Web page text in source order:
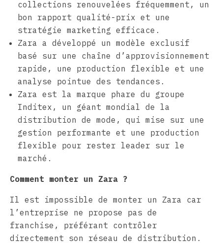
collections renouvelées fréquemment, un
bon rapport qualité-prix et une
stratégie marketing efficace.
Zara a développé un modèle exclusif
basé sur une chaîne d’approvisionnement
rapide, une production flexible et une
analyse pointue des tendances.
Zara est la marque phare du groupe
Inditex, un géant mondial de la
distribution de mode, qui mise sur une
gestion performante et une production
flexible pour rester leader sur le
marché.
Comment monter un Zara ?
Il est impossible de monter un Zara car
l’entreprise ne propose pas de
franchise, préférant contrôler
directement son réseau de distribution.